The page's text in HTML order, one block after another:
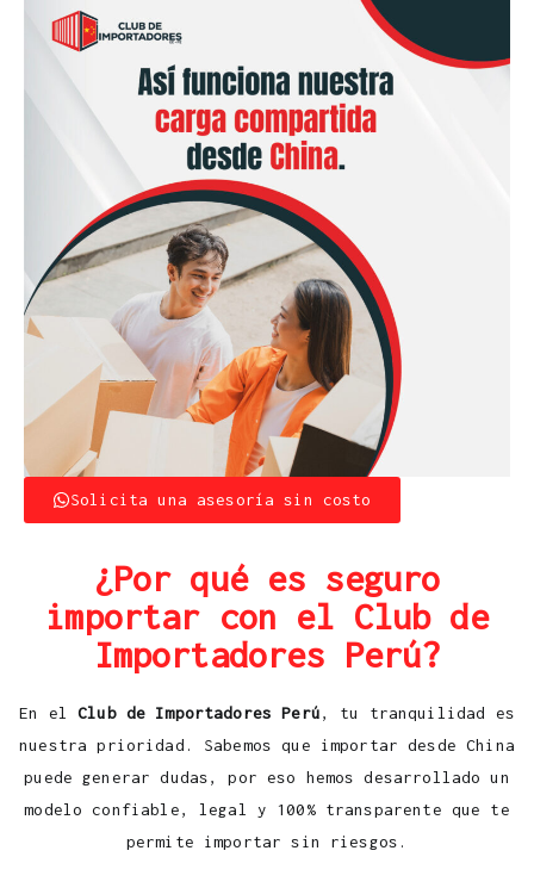
Solicita una asesoría sin costo
¿Por qué es seguro
importar con el Club de
Importadores Perú?
En elClub de Importadores Perú, tu tranquilidad es
nuestra prioridad. Sabemos que importar desde China
puede generar dudas, por eso hemos desarrollado un
modelo confiable, legal y 100% transparente que te
permite importar sin riesgos.